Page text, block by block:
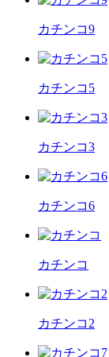
カチンコ9
カチンコ5
カチンコ3
カチンコ6
カチンコ
カチンコ2